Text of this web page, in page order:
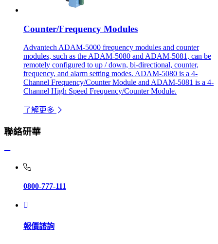
Counter/Frequency Modules
Advantech ADAM-5000 frequency modules and counter
modules, such as the ADAM-5080 and ADAM-5081, can be
remotely configured to up / down, bi-directional, counter,
frequency, and alarm setting modes. ADAM-5080 is a 4-
Channel Frequency/Counter Module and ADAM-5081 is a 4-
Channel High Speed Frequency/Counter Module.
了解更多
聯絡研華
0800-777-111
報價諮詢